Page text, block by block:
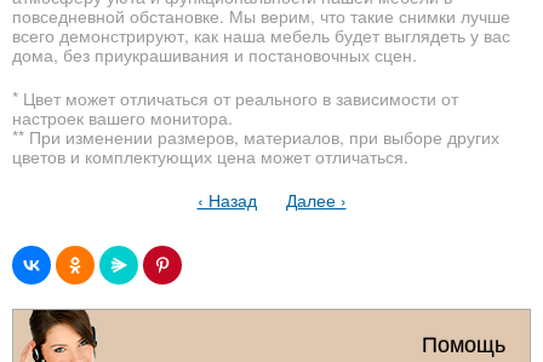
повседневной обстановке. Мы верим, что такие снимки лучше
всего демонстрируют, как наша мебель будет выглядеть у вас
дома, без приукрашивания и постановочных сцен.
* Цвет может отличаться от реального в зависимости от
настроек вашего монитора.
** При изменении размеров, материалов, при выборе других
цветов и комплектующих цена может отличаться.
‹ Назад
Далее ›
Помощь